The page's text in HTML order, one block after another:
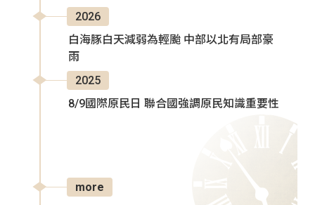
2026
白海豚白天減弱為輕颱 中部以北有局部豪
雨
2025
8/9國際原民日 聯合國強調原民知識重要性
more